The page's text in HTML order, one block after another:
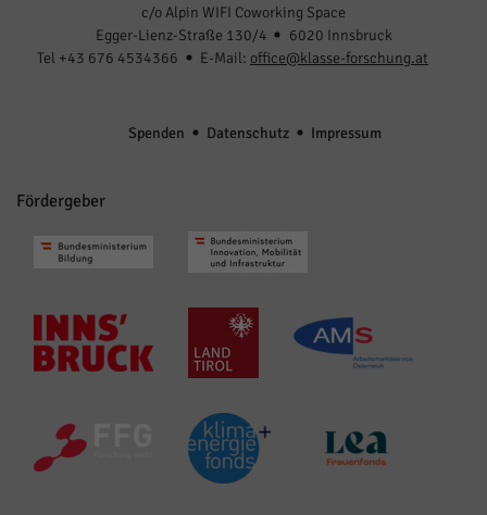
c/o Alpin WIFI Coworking Space
Egger-Lienz-Straße 130/4
6020 Innsbruck
Tel +43 676 4534366
E-Mail: office@klasse-forschung.at
Spenden Datenschutz Impressum
Fördergeber